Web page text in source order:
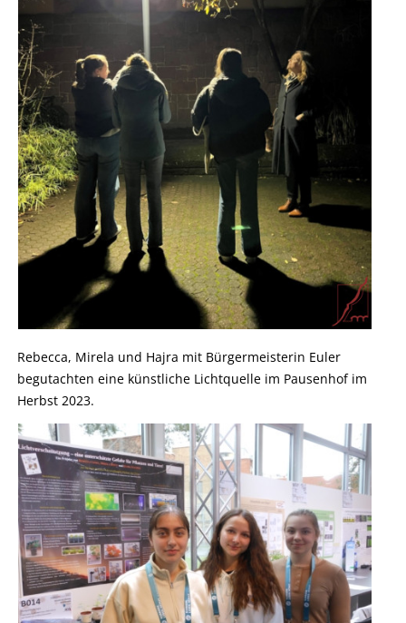
Rebecca, Mirela und Hajra mit Bürgermeisterin Euler
begutachten eine künstliche Lichtquelle im Pausenhof im
Herbst 2023.